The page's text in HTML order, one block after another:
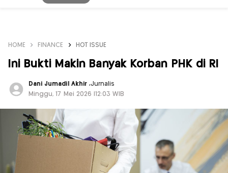
HOME FINANCE HOT ISSUE
Ini Bukti Makin Banyak Korban PHK di RI
Dani Jumadil Akhir ,Jurnalis
Minggu, 17 Mei 2026 |12:03 WIB